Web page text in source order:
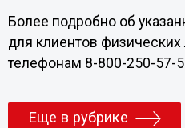
Более подробно об
для клиентов
телефонам 8-800-250-57-
Еще в рубрике